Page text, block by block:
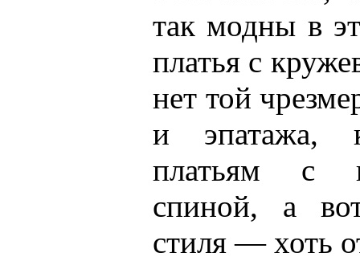
так модны в
платья с
нет той
и эпатажа,
платьям с
спиной, а
стиля — хоть